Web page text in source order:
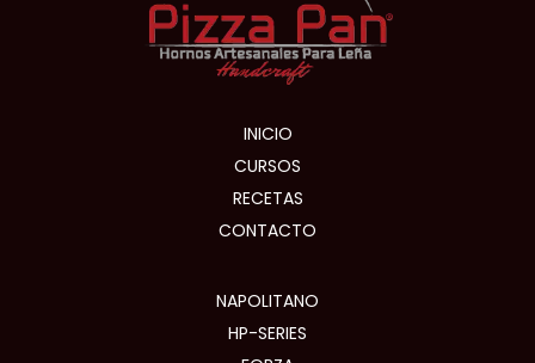
INICIO
CURSOS
RECETAS
CONTACTO
NAPOLITANO
HP-SERIES